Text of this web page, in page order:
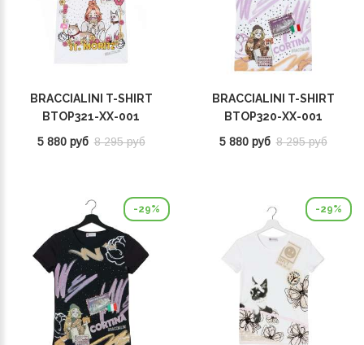
BRACCIALINI T-SHIRT
BTOP321-XX-001
5 880 руб 8 295 руб
BRACCIALINI T-SHIRT
BTOP320-XX-001
5 880 руб 8 295 руб
-29% -29%